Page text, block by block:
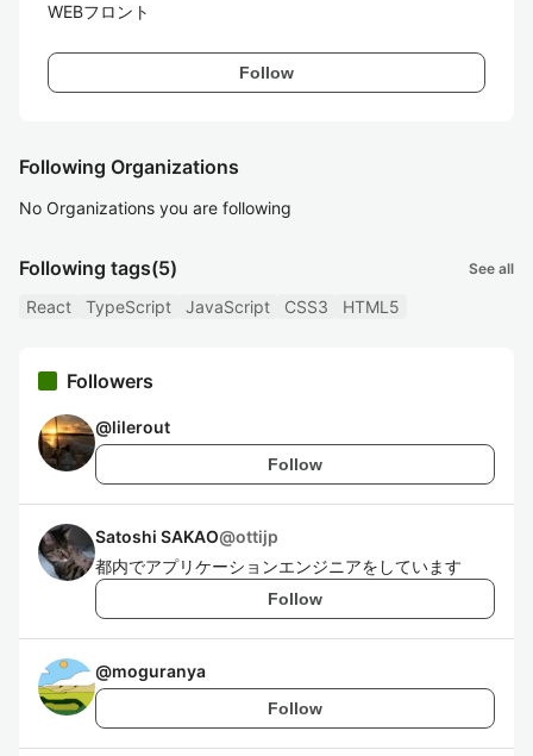
WEBフロント
Follow
Following Organizations
No Organizations you are following
Following tags(5) See all
React TypeScript JavaScript CSS3 HTML5
Followers
@lilerout
Follow
Satoshi SAKAO@ottijp
都内でアプリケーションエンジニアをしています
Follow
@moguranya
Follow